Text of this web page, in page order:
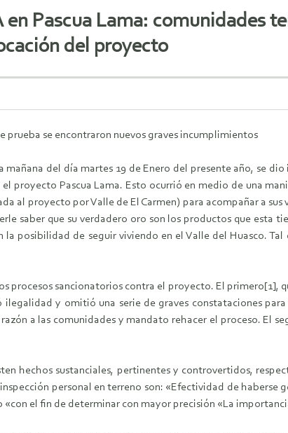
en Pascua Lama: comunidades
del proyecto
prueba se encontraron nuevos graves incumplimientos
mañana del día martes 19 de Enero del presente año, se
proyecto Pascua Lama. Esto ocurrió en medio de una
al proyecto por Valle de El Carmen) para acompañar a
saber que su verdadero oro son los productos que esta
posibilidad de seguir viviendo en el Valle del Huasco.
procesos sancionatorios contra el proyecto. El
y omitió una serie de graves constataciones
a las comunidades y mandato rehacer el proceso. El
hechos sustanciales, pertinentes y controvertidos,
personal en terreno son: «Efectividad de
el fin de determinar con mayor precisión «La